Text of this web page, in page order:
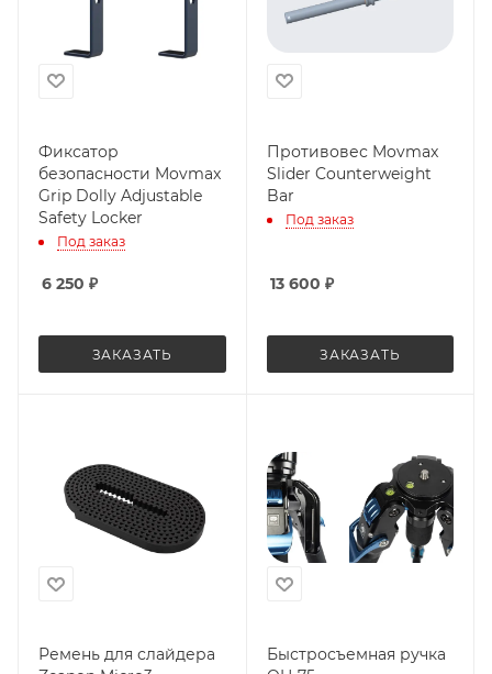
Фиксатор
безопасности Movmax
Grip Dolly Adjustable
Safety Locker
Под заказ
6 250 ₽
ЗАКАЗАТЬ
Противовес Movmax
Slider Counterweight
Bar
Под заказ
13 600 ₽
ЗАКАЗАТЬ
Ремень для слайдера
Быстросъемная ручка